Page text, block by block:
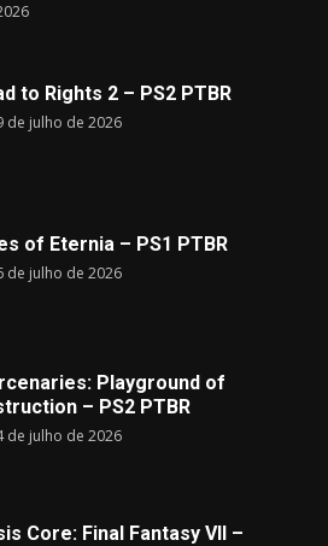
to Rights 2 – PS2 PTBR
de julho de 2026
of Eternia – PS1 PTBR
de julho de 2026
Playground of
– PS2 PTBR
de julho de 2026
Core: Final Fantasy VII –